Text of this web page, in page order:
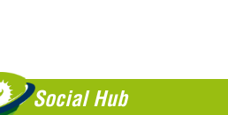
Social Hub